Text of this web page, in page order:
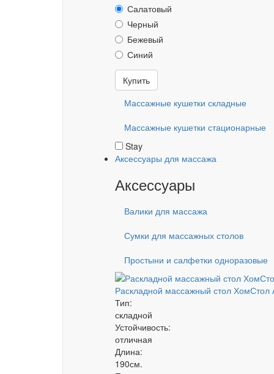
Салатовый
Черный
Бежевый
Синий
Купить
Массажные кушетки складные
Массажные кушетки стационарные
Stay
Аксессуары для массажа
Аксессуары
Валики для массажа
Сумки для массажных столов
Простыни и салфетки одноразовые
Раскладной массажный стол ХомСтол
Тип:
складной
Устойчивость:
отличная
Длина:
190см.